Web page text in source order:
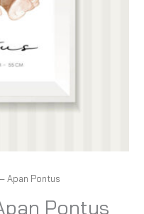
Apan Pontus
Pontus